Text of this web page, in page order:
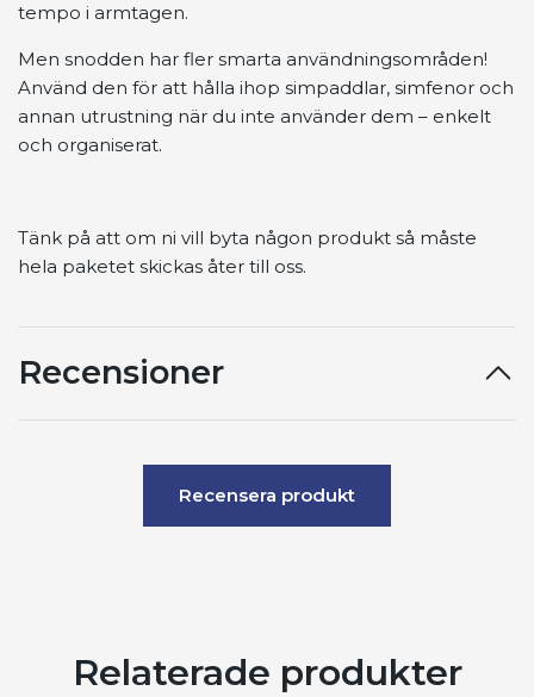
tempo i armtagen.
Men snodden har fler smarta användningsområden!
Använd den för att hålla ihop simpaddlar, simfenor och
annan utrustning när du inte använder dem – enkelt
och organiserat.
Tänk på att om ni vill byta någon produkt så måste
hela paketet skickas åter till oss.
Recensioner
Recensera produkt
Relaterade produkter